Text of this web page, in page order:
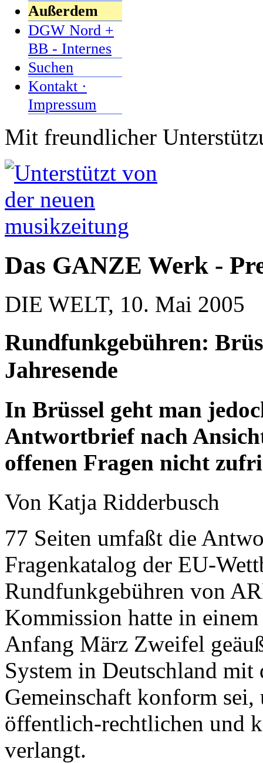
Außerdem
DGW Nord +
BB - Internes
Suchen
Kontakt ·
Impressum
Mit freundlicher
Das GANZE Werk -
DIE WELT, 10. Mai 2005
Rundfunkgebühren:
Jahresende
In Brüssel geht man
Antwortbrief nach
offenen Fragen nicht
Von Katja Ridderbusch
77 Seiten umfaßt die
Fragenkatalog der EU-
Rundfunkgebühren von
Kommission hatte in
Anfang März Zweifel
System in Deutschland mit
Gemeinschaft konform
öffentlich-rechtlichen und
verlangt.